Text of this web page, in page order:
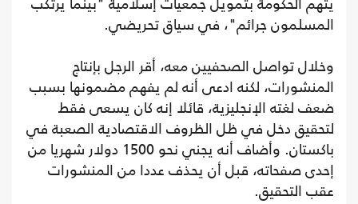
المسلمون جرائم"، في سياق تحريضي.
وخلال تواصل الصحفيين معه، أقر الرجل بإنتاج
المنشورات، لكنه ادعى أنه لم يفهم مضمونها بسبب
ضعف لغته الإنجليزية، قائلا إنه كان يسعى فقط
لتحقيق دخل في ظل الظروف الاقتصادية الصعبة في
باكستان. وأضاف أنه يجني نحو 1500 دولار شهريا من
إحدى صفحاته، قبل أن يحذف عددا من المنشورات
عقب التحقيق.